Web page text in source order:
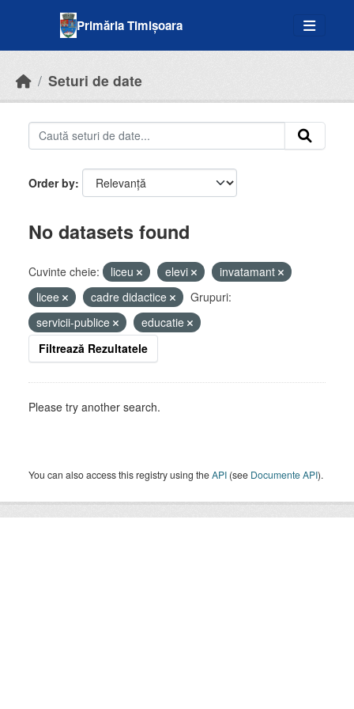
Primăria Timișoara
Seturi de date
Order by
No datasets found
Cuvinte cheie: liceu elevi
invatamant
licee
cadre didactice
Grupuri:
servicii-publice
educatie
Filtrează Rezultatele
Please try another search.
You can also access this registry using theAPI (see Documente API).